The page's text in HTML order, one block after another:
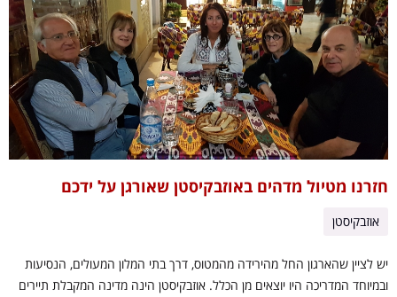
חזרנו מטיול מדהים באוזבקיסטן שאורגן על ידכם
אוזבקיסטן
יש לציין שהארגון החל מהירידה מהמטוס, דרך בתי המלון המעולים, הנסיעות
ובמיוחד המדריכה היו יוצאים מן הכלל. אוזבקיסטן הינה מדינה המקבלת תיירים